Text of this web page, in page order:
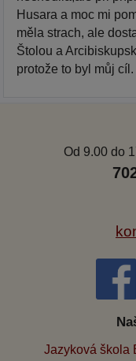
Husara a moc mi
měla strach, ale
Štolou a
protože to byl můj cíl.
Od 9.00 do
Jazyková škola